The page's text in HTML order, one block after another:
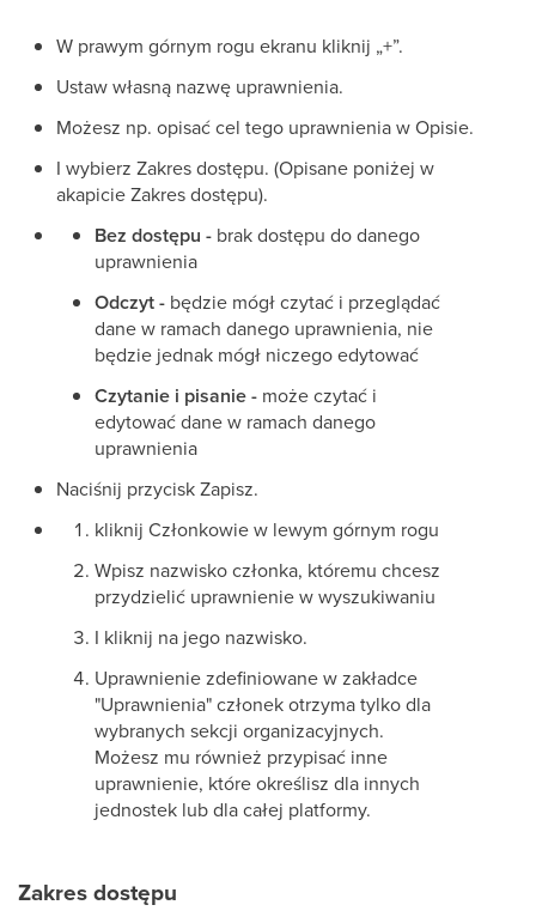
W prawym górnym rogu ekranu kliknij „+”.
Ustaw własną nazwę uprawnienia.
Możesz np. opisać cel tego uprawnienia w Opisie.
I wybierz Zakres dostępu. (Opisane poniżej w
akapicie Zakres dostępu).
Bez dostępu - brak dostępu do danego
uprawnienia
Odczyt - będzie mógł czytać i przeglądać
dane w ramach danego uprawnienia, nie
będzie jednak mógł niczego edytować
Czytanie i pisanie - może czytać i
edytować dane w ramach danego
uprawnienia
Naciśnij przycisk Zapisz.
kliknij Członkowie w lewym górnym rogu
Wpisz nazwisko członka, któremu chcesz
przydzielić uprawnienie w wyszukiwaniu
I kliknij na jego nazwisko.
Uprawnienie zdefiniowane w zakładce
"Uprawnienia" członek otrzyma tylko dla
wybranych sekcji organizacyjnych.
Możesz mu również przypisać inne
uprawnienie, które określisz dla innych
jednostek lub dla całej platformy.
Zakres dostępu